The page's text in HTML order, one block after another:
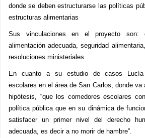
donde se deben estructurarse las políticas
estructuras alimentarias
Sus vinculaciones en el proyecto son:
alimentación adecuada, seguridad
resoluciones ministeriales.
En cuanto a su estudio de casos Lucía
escolares en el área de San Carlos, donde va
hipótesis, “que los comedores escolares
política pública que en su dinámica de
satisfacer un primer nivel del derecho
adecuada, es decir a no morir de hambre”.